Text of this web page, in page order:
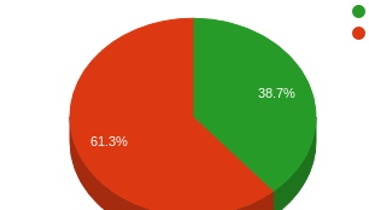
38.7%
61.3%